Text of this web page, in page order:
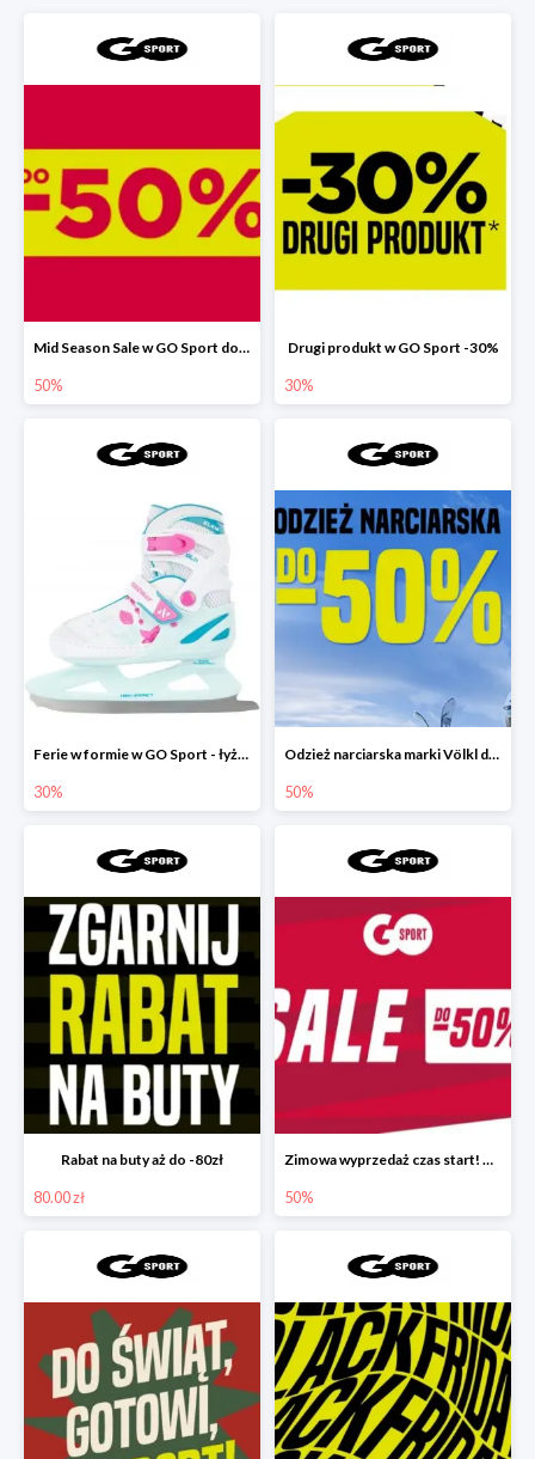
Mid Season Sale w GO Sport do -50%
50%
Drugi produkt w GO Sport -30%
30%
Ferie w formie w GO Sport - łyżwy do -30%
30%
Odzież narciarska marki Völkl do -50%
50%
Rabat na buty aż do -80zł
80.00 zł
Zimowa wyprzedaż czas start! 🛒❄
50%